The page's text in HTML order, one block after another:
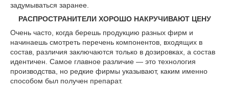
задумываться заранее.
РАСПРОСТРАНИТЕЛИ ХОРОШО НАКРУЧИВАЮТ ЦЕНУ
Очень часто, когда берешь продукцию разных фирм и
начинаешь смотреть перечень компонентов, входящих в
состав, различия заключаются только в дозировках, а состав
идентичен. Самое главное различие — это технология
производства, но редкие фирмы указывают, каким именно
способом был получен препарат.